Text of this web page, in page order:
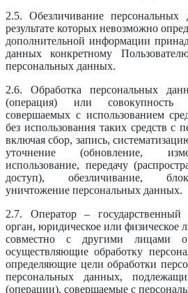
2.5. Обезличивание
результате которых невозможно
дополнительной информации
данных конкретному
персональных данных.
2.6. Обработка персональных
(операция) или совокупность
совершаемых с использованием
без использования таких средств с
включая сбор, запись,
уточнение (обновление,
использование, передачу
доступ), обезличивание,
уничтожение персональных данных.
2.7. Оператор –
орган, юридическое или физическое
совместно с другими лицами
осуществляющие обработку
определяющие цели обработки
персональных данных,
(операции), совершаемые с